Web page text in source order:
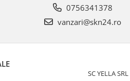
0756341378
vanzari@skn24.ro
SC YELLA SRL